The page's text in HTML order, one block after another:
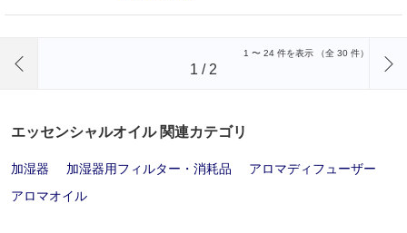
1 〜 24 件を表示 （全 30 件）
1 / 2
エッセンシャルオイル 関連カテゴリ
加湿器 加湿器用フィルター・消耗品
アロマディフューザー
アロマオイル